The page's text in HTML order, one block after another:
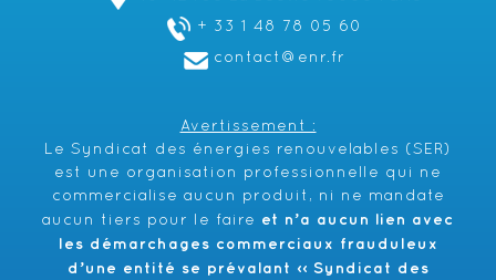
+ 33 1 48 78 05 60
contact@enr.fr
Avertissement :
Le Syndicat des énergies renouvelables (SER)
est une organisation professionnelle qui ne
commercialise aucun produit, ni ne mandate
aucun tiers pour le faire et n’a aucun lien avec
les démarchages commerciaux frauduleux
d’une entité se prévalant ‹‹ Syndicat des